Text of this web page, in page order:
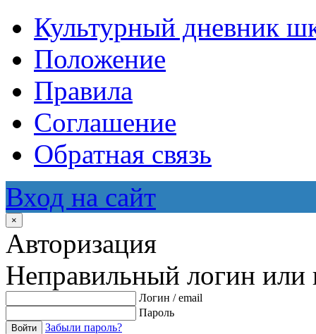
Культурный дневник
Положение
Правила
Соглашение
Обратная связь
Вход на сайт
×
Авторизация
Неправильный логин или
Логин / email
Пароль
Войти Забыли пароль?